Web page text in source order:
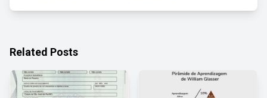
Related Posts